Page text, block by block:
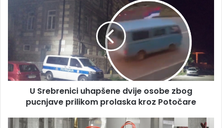
uhapšene
prilikom
prolaska
Potočare
U Srebrenici uhapšene dvije osobe zbog
pucnjave prilikom prolaska kroz Potočare
Dječak